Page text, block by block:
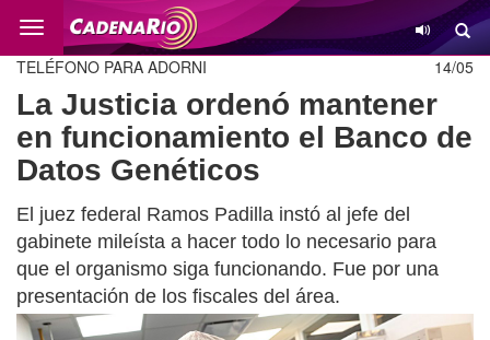
Cambio
14/05
TELÉFONO PARA ADORNI
La Justicia ordenó mantener
en funcionamiento el Banco de
Datos Genéticos
El juez federal Ramos Padilla instó al jefe del
gabinete mileísta a hacer todo lo necesario para
que el organismo siga funcionando. Fue por una
presentación de los fiscales del área.